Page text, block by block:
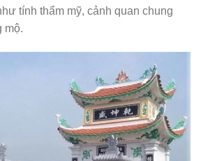
tính thẩm mỹ, cảnh quan chung
mộ.